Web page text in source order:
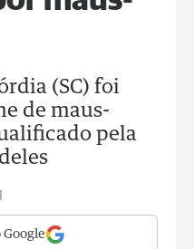
(SC) foi
de maus-
pela
Google